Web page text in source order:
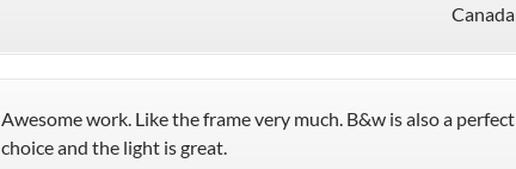
Canada
Awesome work. Like the frame very much. B&w is also a perfect
choice and the light is great.